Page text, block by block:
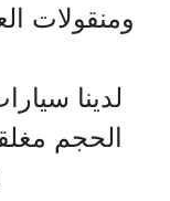
ومنقولات
لدينا
الحجم